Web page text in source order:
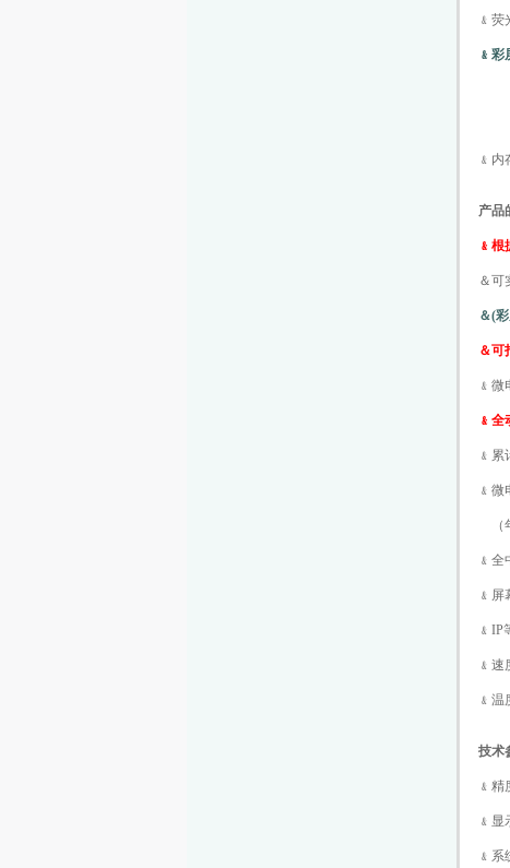
﹠荧
﹠
等
打
﹠内
产品
﹠
＆可
＆(
＆可
﹠
﹠
﹠
﹠
（
﹠全
﹠
﹠IP
﹠速
﹠温
技术
﹠
﹠显
﹠系